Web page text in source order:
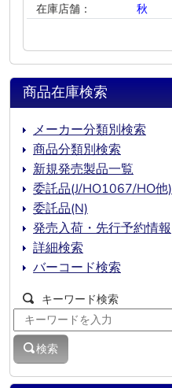
在庫店舗：
秋
商品在庫検索
メーカー分類別検索
商品分類別検索
新規発売製品一覧
委託品(J/HO1067/HO他)
委託品(N)
発売入荷・先行予約情報
詳細検索
バーコード検索
キーワード検索
検索